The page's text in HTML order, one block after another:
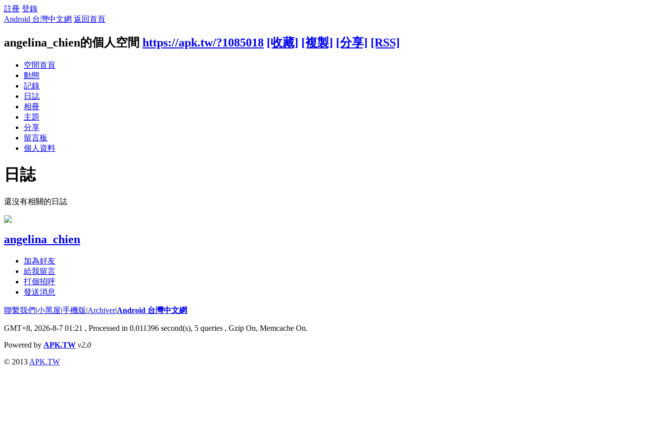
註冊 登錄
Android 台灣中文網 返回首頁
angelina_chien的個人空間 https://apk.tw/?1085018 [收藏] [複製] [分享] [RSS]
空間首頁
動態
記錄
日誌
相冊
主題
分享
留言板
個人資料
日誌
還沒有相關的日誌
angelina_chien
加為好友
給我留言
打個招呼
發送消息
聯繫我們|小黑屋|手機版|Archiver|Android 台灣中文網
GMT+8, 2026-8-7 01:21 , Processed in 0.011396 second(s), 5 queries , Gzip On, Memcache On.
Powered by APK.TW v2.0
© 2013 APK.TW